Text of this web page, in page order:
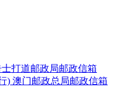
打道邮政局邮政信箱
) 澳门邮政总局邮政信箱